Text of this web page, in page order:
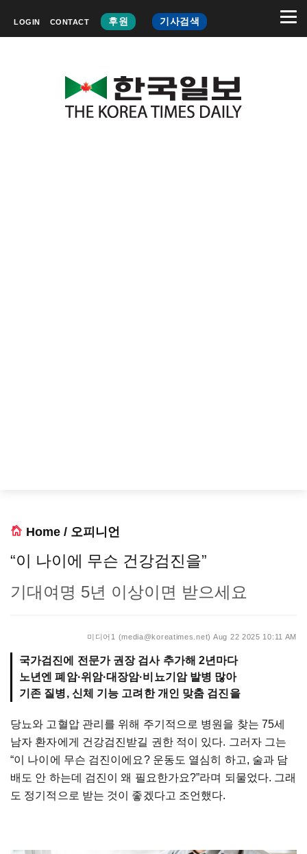
LOGIN CONTACT 후원 기사검색
Home / 오피니언
“이 나이에 무슨 건강검진을”
기대여명 5년 이상이면 받으세요
미디어1 (media@koreatimes.net) Aug 22 2025 10:11 AM
국가검진에 전문가 권장 검사 추가해 2년마다
노년엔 폐암·위암·대장암·비뇨기암 발병 많아
기존 질병, 신체 기능 고려한 개인 맞춤 검진을
당뇨와 고혈압 관리를 위해 주기적으로 병원을 찾는 75세
남자 환자에게 건강검진받길 권한 적이 있다. 그러자 그는
“이 나이에 무슨 검진이에요? 운동도 열심히 하고, 술과 담
배도 안 하는데 검진이 왜 필요한가요?”라며 되물었다. 그래
도 정기적으로 받는 것이 좋겠다고 조언했다.